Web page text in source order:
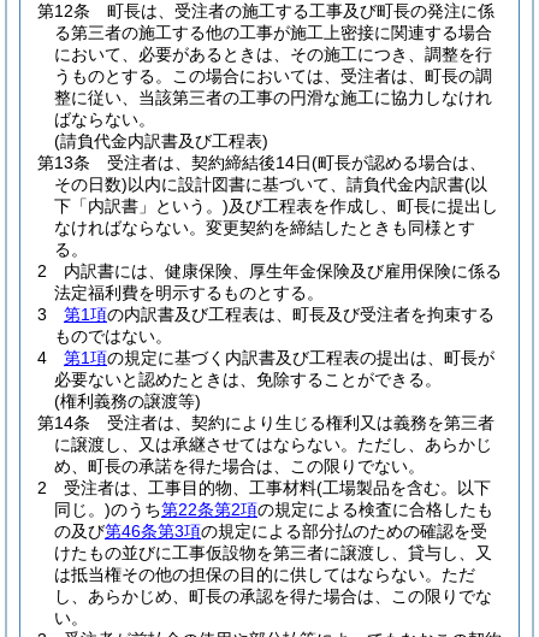
第12条
町長は、受注者の施工する工事及び町長の発注に係
る第三者の施工する他の工事が施工上密接に関連する場合
において、必要があるときは、その施工につき、調整を行
うものとする。
この場合においては、受注者は、町長の調
整に従い、当該第三者の工事の円滑な施工に協力しなけれ
ばならない。
(請負代金内訳書及び工程表)
第13条
受注者は、契約締結後14日(町長が認める場合は、
その日数)以内に設計図書に基づいて、請負代金内訳書(以
下「内訳書」という。)及び工程表を作成し、町長に提出し
なければならない。 変更契約を締結したときも同様とす
る。
2
内訳書には、健康保険、厚生年金保険及び雇用保険に係る
法定福利費を明示するものとする。
3
第1項の内訳書及び工程表は、町長及び受注者を拘束する
ものではない。
4
第1項の規定に基づく内訳書及び工程表の提出は、町長が
必要ないと認めたときは、免除することができる。
(権利義務の譲渡等)
第14条
受注者は、契約により生じる権利又は義務を第三者
に譲渡し、又は承継させてはならない。 ただし、あらかじ
め、町長の承諾を得た場合は、この限りでない。
2
受注者は、工事目的物、工事材料(工場製品を含む。以下
同じ。)のうち第22条第2項の規定による検査に合格したも
の及び第46条第3項の規定による部分払のための確認を受
けたもの並びに工事仮設物を第三者に譲渡し、貸与し、又
は抵当権その他の担保の目的に供してはならない。 ただ
し、あらかじめ、町長の承認を得た場合は、この限りでな
い。